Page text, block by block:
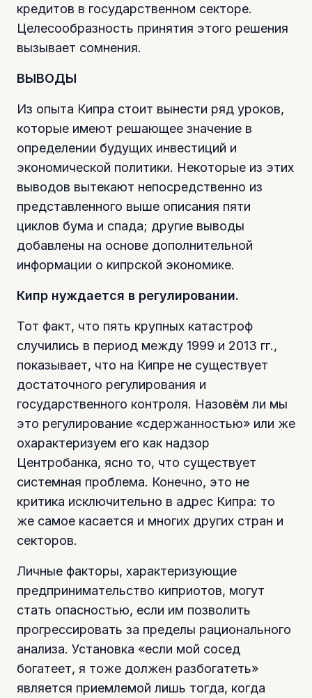
кредитов в государственном секторе.
Целесообразность принятия этого решения
вызывает сомнения.
ВЫВОДЫ
Из опыта Кипра стоит вынести ряд уроков,
которые имеют решающее значение в
определении будущих инвестиций и
экономической политики. Некоторые из этих
выводов вытекают непосредственно из
представленного выше описания пяти
циклов бума и спада; другие выводы
добавлены на основе дополнительной
информации о кипрской экономике.
Кипр нуждается в регулировании.
Тот факт, что пять крупных катастроф
случились в период между 1999 и 2013 гг.,
показывает, что на Кипре не существует
достаточного регулирования и
государственного контроля. Назовём ли мы
это регулирование «сдержанностью» или же
охарактеризуем его как надзор
Центробанка, ясно то, что существует
системная проблема. Конечно, это не
критика исключительно в адрес Кипра: то
же самое касается и многих других стран и
секторов.
Личные факторы, характеризующие
предпринимательство киприотов, могут
стать опасностью, если им позволить
прогрессировать за пределы рационального
анализа. Установка «если мой сосед
богатеет, я тоже должен разбогатеть»
является приемлемой лишь тогда, когда